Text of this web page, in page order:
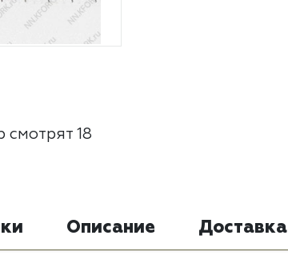
смотрят 18
Описание Доставка